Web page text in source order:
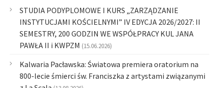
STUDIA PODYPLOMOWE I KURS „ZARZĄDZANIE
INSTYTUCJAMI KOŚCIELNYMI” IV EDYCJA 2026/2027: II
SEMESTRY, 200 GODZIN WE WSPÓŁPRACY KUL JANA
PAWŁA II i KWPZM (15.06.2026)
Kalwaria Pacławska: Światowa premiera oratorium na
800-lecie śmierci św. Franciszka z artystami związanymi